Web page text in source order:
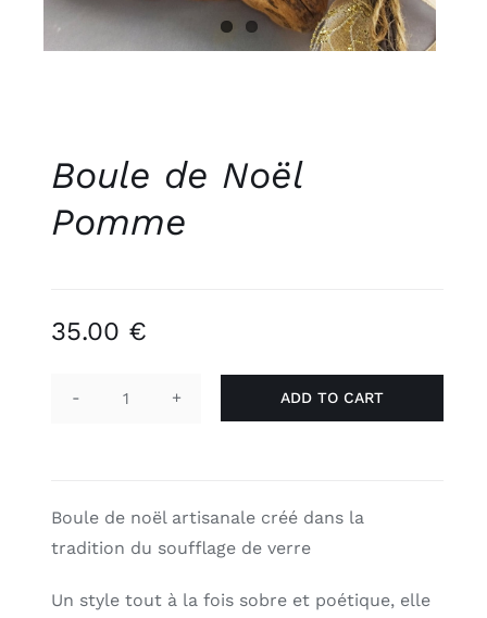
Boule de Noël
Pomme
35.00 €
quantity
ADD TO CART
Boule de noël artisanale créé dans la
tradition du soufflage de verre
Un style tout à la fois sobre et poétique, elle